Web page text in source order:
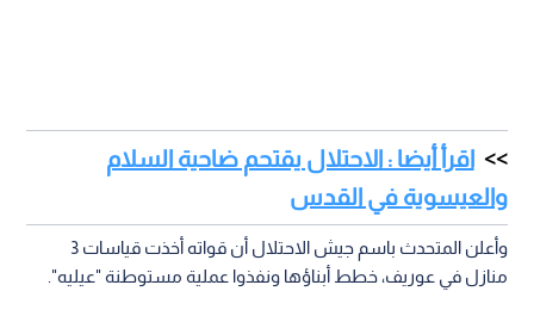
اقرأ أيضا : الاحتلال يقتحم ضاحية السلام
والعيسوية في القدس
وأعلن المتحدث باسم جيش الاحتلال أن قواته أخذت قياسات 3
منازل في عوريف، خطط أبناؤها ونفذوا عملية مستوطنة "عيليه".